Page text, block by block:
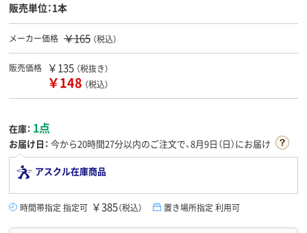
販売単位：1本
メーカー価格 ￥165 （税込）
販売価格 ￥135 （税抜き）
￥148 （税込）
在庫： 1点
お届け日： 今から20時間27分以内のご注文で、8月9日（日）にお届け
アスクル在庫商品
時間帯指定 指定可 ￥385（税込） 置き場所指定 利用可